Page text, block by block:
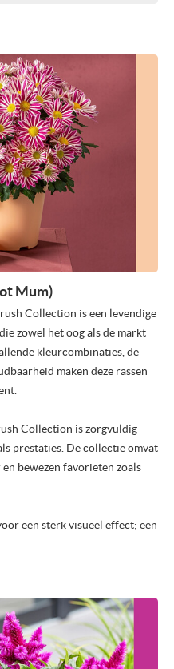
Mum)
Collection is een levendige
zowel het oog als de markt
kleurcombinaties, de
maken deze rassen
Collection is zorgvuldig
prestaties. De collectie omvat
bewezen favorieten zoals
een sterk visueel effect; een